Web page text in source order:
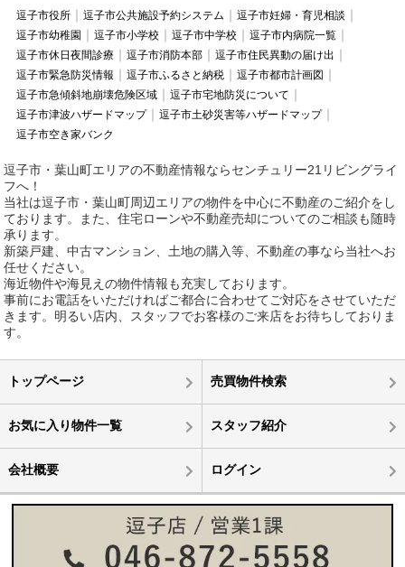
逗子市役所 逗子市公共施設予約システム
逗子市妊婦・育児相談
逗子市幼稚園
逗子市小学校 逗子市中学校
逗子市内病院一覧
逗子市休日夜間診療
逗子市消防本部
逗子市住民異動の届け出
逗子市緊急防災情報
逗子市ふるさと納税
逗子市都市計画図
逗子市急傾斜地崩壊危険区域
逗子市宅地防災について
逗子市津波ハザードマップ
逗子市土砂災害等ハザードマップ
逗子市空き家バンク
逗子市・葉山町エリアの不動産情報ならセンチュリー21リビングライ
フへ！
当社は逗子市・葉山町周辺エリアの物件を中心に不動産のご紹介をし
ております。また、住宅ローンや不動産売却についてのご相談も随時
承ります。
新築戸建、中古マンション、土地の購入等、不動産の事なら当社へお
任せください。
海近物件や海見えの物件情報も充実しております。
事前にお電話をいただければご都合に合わせてご対応をさせていただ
きます。明るい店内、スタッフでお客様のご来店をお待ちしておりま
す。
トップページ 売買物件検索
お気に入り物件一覧 スタッフ紹介
会社概要 ログイン